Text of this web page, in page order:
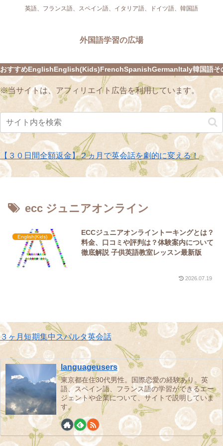
英語、フランス語、スペイン語、イタリア語、ドイツ語、韓国語
外国語学習の広場
おすすめEnglishEnglish(Kids)FrenchSpanishGermanItaly韓国語そ
※当サイトは、アフィリエイト広告を利用しています。
【３０日間全額返金】２ヵ月で英会話を劇的に変える！
ecc ジュニアオンライン
English(Kids)
ECCジュニアオンライントーキングとは？
料金、口コミや評判は？体験案内について
徹底解説 子供英語教室レッスン最新版
2026.07.19
３ヶ月短期集中スパルタ英会話
languageusers
東京都在住30代男性。国際恋愛の経験あり。英
語、スペイン語、フランス語の学習ができるエー
ジェントや企業について、サイトで説明していま
す。